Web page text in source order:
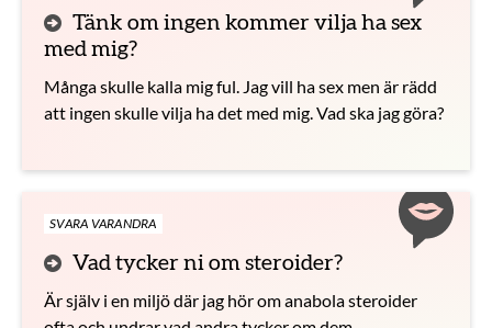
Tänk om ingen kommer vilja ha sex
med mig?
Många skulle kalla mig ful. Jag vill ha sex men är rädd
att ingen skulle vilja ha det med mig. Vad ska jag göra?
SVARA VARANDRA
Vad tycker ni om steroider?
Är själv i en miljö där jag hör om anabola steroider